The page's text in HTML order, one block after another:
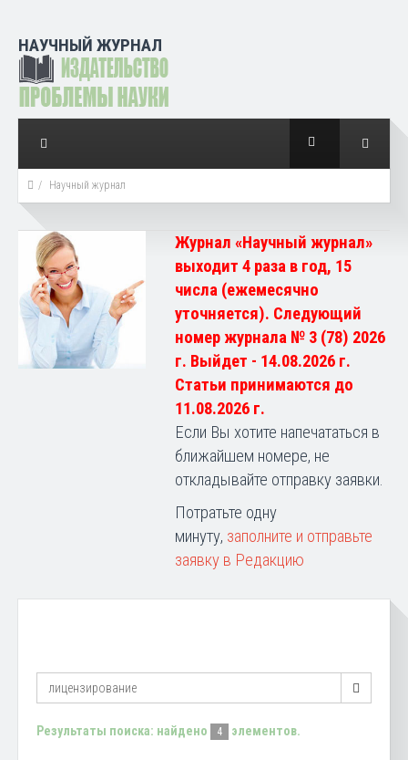
НАУЧНЫЙ ЖУРНАЛ
Научный журнал
Журнал «Научный журнал»
выходит 4 раза в год, 15
числа (ежемесячно
уточняется). Следующий
номер журнала № 3 (78) 2026
г. Выйдет - 14.08.2026 г.
Статьи принимаются до
11.08.2026 г.
Если Вы хотите напечататься в
ближайшем номере, не
откладывайте отправку заявки.
Потратьте одну
минуту, заполните и отправьте
заявку в Редакцию
Результаты поиска: найдено 4 элементов.